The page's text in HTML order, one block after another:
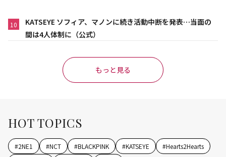
10
KATSEYE ソフィア、マノンに続き活動中断を発表…当面の
間は4人体制に（公式）
もっと見る
HOT TOPICS
#2NE1 #NCT #BLACKPINK #KATSEYE #Hearts2Hearts